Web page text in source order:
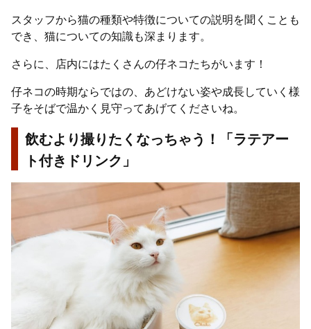
スタッフから猫の種類や特徴についての説明を聞くことも
でき、猫についての知識も深まります。
さらに、店内にはたくさんの仔ネコたちがいます！
仔ネコの時期ならではの、あどけない姿や成長していく様
子をそばで温かく見守ってあげてくださいね。
飲むより撮りたくなっちゃう！「ラテアー
ト付きドリンク」